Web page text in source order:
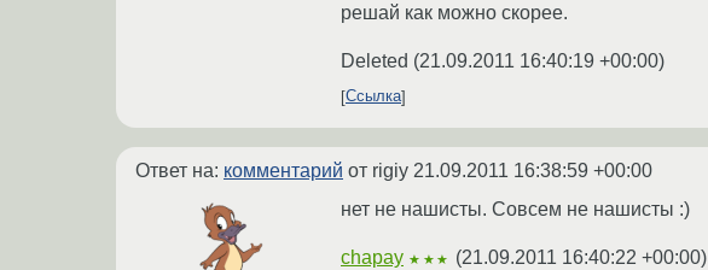
решай как можно скорее.
Deleted (21.09.2011 16:40:19 +00:00)
Ссылка
Ответ на: комментарий от rigiy 21.09.2011 16:38:59 +00:00
нет не нашисты. Совсем не нашисты :)
chapay ★★★ (21.09.2011 16:40:22 +00:00)